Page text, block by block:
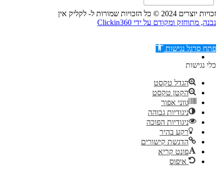
זכויות יוצרים 2024 © כל הזכויות שמורות ל- לקליק אין
נבנה, מתוחזק ומקודם על ידי Clickin360
דילוג לתוכן
פתח סרגל נגישות
כלי נגישות
הגדל טקסט
הקטן טקסט
גווני אפור
ניגודיות גבוהה
ניגודיות הפוכה
רקע בהיר
הדגשת קישורים
פונט קריא
איפוס